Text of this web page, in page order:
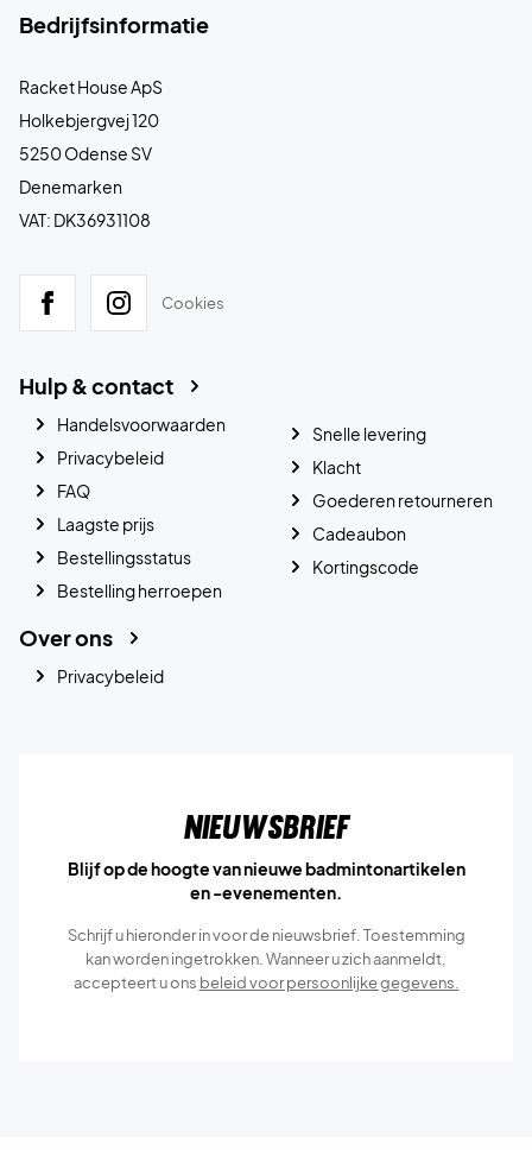
Bedrijfsinformatie
Racket House ApS
Holkebjergvej 120
5250 Odense SV
Denemarken
VAT: DK36931108
Cookies
Hulp & contact
Handelsvoorwaarden
Privacybeleid
FAQ
Laagste prijs
Bestellingsstatus
Bestelling herroepen
Snelle levering
Klacht
Goederen retourneren
Cadeaubon
Kortingscode
Over ons
Privacybeleid
Nieuwsbrief
Blijf op de hoogte van nieuwe badmintonartikelen
en -evenementen.
Schrijf u hieronder in voor de nieuwsbrief. Toestemming
kan worden ingetrokken. Wanneer u zich aanmeldt,
accepteert u ons beleid voor persoonlijke gegevens.